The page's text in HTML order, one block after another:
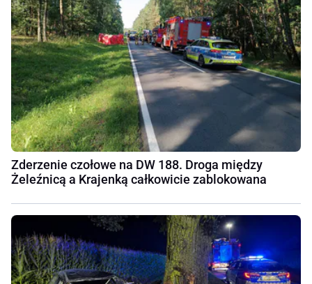
Zderzenie czołowe na DW 188. Droga między
Żeleźnicą a Krajenką całkowicie zablokowana